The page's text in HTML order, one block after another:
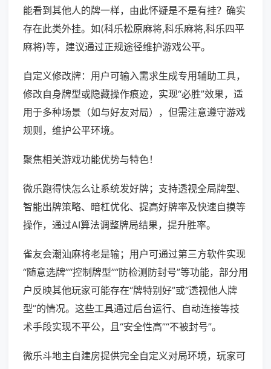
能看到其他人的牌一样，由此怀疑是不是有挂？确实
存在此类外挂。如(科乐松原麻将,科乐麻将,科乐四平
麻将)等，建议通过正规途径维护游戏公平。
自定义修改牌：用户可输入需求生成专用辅助工具，
修改自身牌型或隐藏操作痕迹，实现“必胜”效果，适
用于多种场景（如与好友对局），但需注意遵守游戏
规则，维护公平环境。
聚焦相关游戏功能优势与特色！
微乐跑得快怎么让系统发好牌；支持透视全局牌型、
智能出牌策略、暗杠优化、提高好牌率及快速自摸等
操作，通过AI算法调整牌局结果，提升胜率。
雀友会潮汕麻将老是输；用户可通过第三方软件实现
“随意选牌”“控制牌型”“防检测防封号”等功能，部分用
户反映其他玩家可能存在“牌特别好”或“透视他人牌
型”的情况。这些工具通过后台运行、自动连接等技
术手段实现不平公，且“安全性高”“不被封号”。
微乐斗地主自建房提供完全自定义对局环境，玩家可